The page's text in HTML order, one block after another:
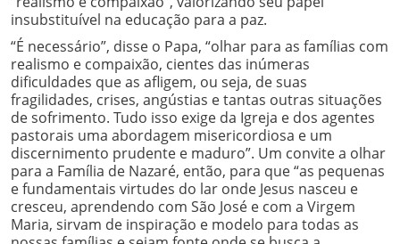
insubstituível na educação para a paz.
“É necessário”, disse o Papa, “olhar para as famílias com
realismo e compaixão, cientes das inúmeras
dificuldades que as afligem, ou seja, de suas
fragilidades, crises, angústias e tantas outras situações
de sofrimento. Tudo isso exige da Igreja e dos agentes
pastorais uma abordagem misericordiosa e um
discernimento prudente e maduro”. Um convite a olhar
para a Família de Nazaré, então, para que “as pequenas
e fundamentais virtudes do lar onde Jesus nasceu e
cresceu, aprendendo com São José e com a Virgem
Maria, sirvam de inspiração e modelo para todas as